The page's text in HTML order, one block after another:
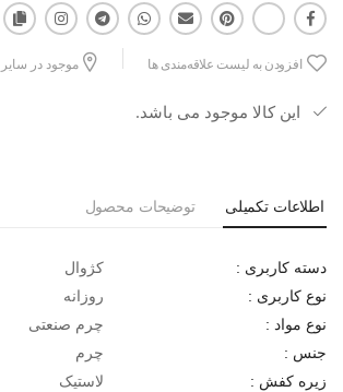
افزودن به لیست علاقه‌مندی ها موجود در
این کالا موجود می باشد.
اطلاعات تکمیلی توضیحات محصول
دسته کاربری : کژوال
نوع کاربری : روزانه
نوع مواد : چرم صنعتی
جنس : چرم
زیره کفش : لاستیک